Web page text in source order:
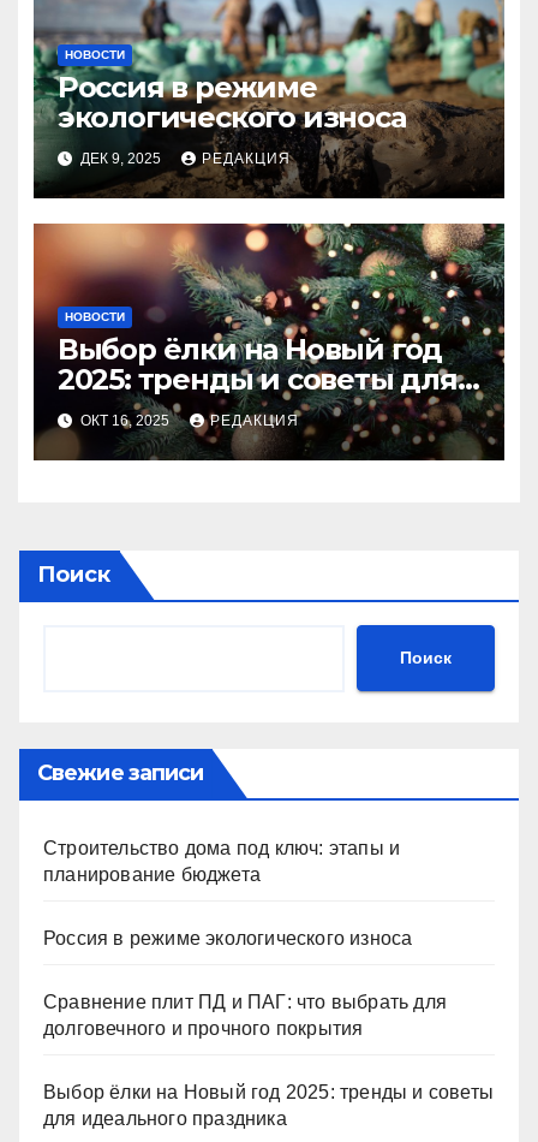
НОВОСТИ
Россия в режиме
экологического износа
ДЕК 9, 2025 РЕДАКЦИЯ
НОВОСТИ
Выбор ёлки на Новый год
2025: тренды и советы для
идеального праздника
ОКТ 16, 2025 РЕДАКЦИЯ
Поиск
Поиск
Свежие записи
Строительство дома под ключ: этапы и
планирование бюджета
Россия в режиме экологического износа
Сравнение плит ПД и ПАГ: что выбрать для
долговечного и прочного покрытия
Выбор ёлки на Новый год 2025: тренды и советы
для идеального праздника